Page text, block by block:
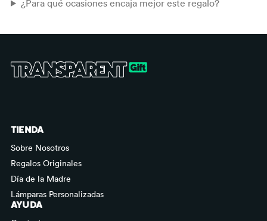
¿Para qué ocasiones encaja mejor este regalo?
TIENDA
Sobre Nosotros
Regalos Originales
Día de la Madre
Lámparas Personalizadas
AYUDA